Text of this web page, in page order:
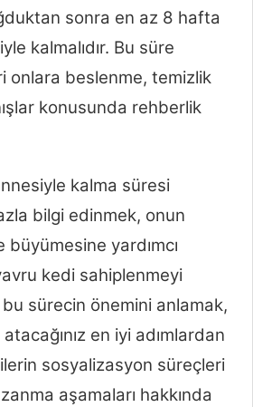
sonra en az 8 hafta
kalmalıdır. Bu süre
onlara beslenme, temizlik
konusunda rehberlik
kalma süresi
bilgi edinmek, onun
büyümesine yardımcı
kedi sahiplenmeyi
sürecin önemini anlamak,
en iyi adımlardan
sosyalizasyon süreçleri
aşamaları hakkında